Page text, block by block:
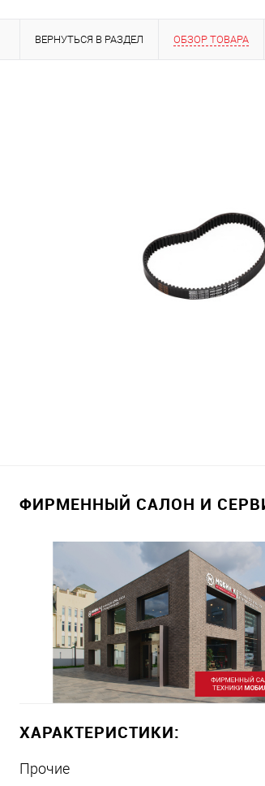
ВЕРНУТЬСЯ В РАЗДЕЛ ОБЗОР ТОВАРА
ФИРМЕННЫЙ САЛОН И
ХАРАКТЕРИСТИКИ:
Прочие